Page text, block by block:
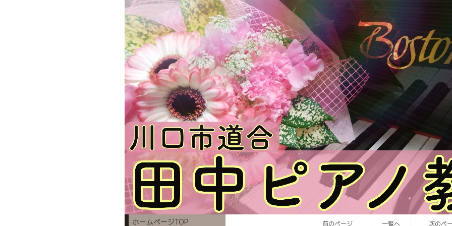
前のページ 一覧へ 次のペ
ホームページTOP